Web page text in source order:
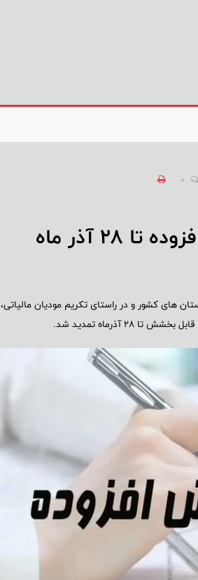
0
مهلت استفاده از بخشودگی ارزش افزوده تا ۲۸ آذر ماه
های کشور و در راستای تکریم مودیان مالیاتی،
تمدید شد.